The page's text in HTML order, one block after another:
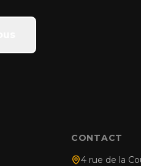
CONTACT
4 rue de la